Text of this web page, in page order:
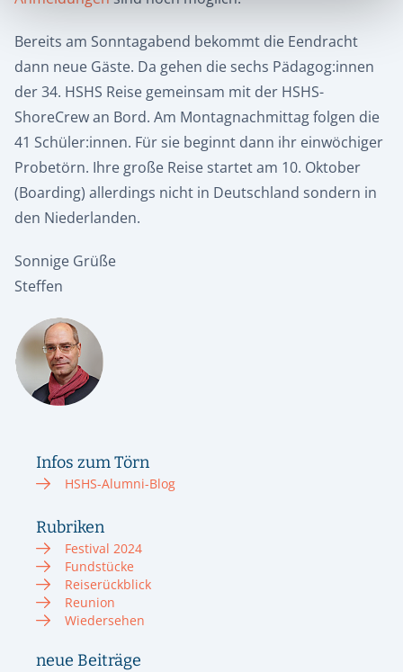
Bereits am Sonntagabend bekommt die Eendracht
dann neue Gäste. Da gehen die sechs Pädagog:innen
der 34. HSHS Reise gemeinsam mit der HSHS-
ShoreCrew an Bord. Am Montagnachmittag folgen die
41 Schüler:innen. Für sie beginnt dann ihr einwöchiger
Probetörn. Ihre große Reise startet am 10. Oktober
(Boarding) allerdings nicht in Deutschland sondern in
den Niederlanden.
Sonnige Grüße
Steffen
Infos zum Törn
HSHS-Alumni-Blog
Rubriken
Festival 2024
Fundstücke
Reiserückblick
Reunion
Wiedersehen
neue Beiträge